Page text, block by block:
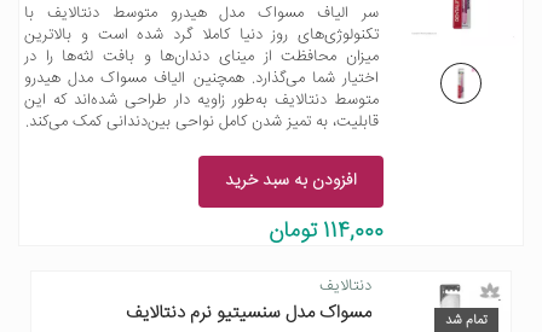
سر الیاف مسواک مدل هیدرو متوسط دنتالایف با
تکنولوژی‌های روز دنیا کاملا گرد شده است و بالاترین
میزان محافظت از مینای دندان‌ها و بافت لثه‌ها را در
اختیار شما می‌گذارد. همچنین الیاف مسواک مدل هیدرو
متوسط دنتالایف به‌طور زاویه‌ دار طراحی شده‌اند که این
قابلیت، به تمیز شدن کامل نواحی بین‌دندانی کمک می‌کند.
افزودن به سبد خرید
114,000 تومان
تمام شد
دنتالایف
مسواک مدل سنسیتیو نرم دنتالایف